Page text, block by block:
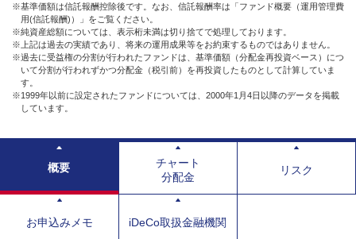
※基準価額は信託報酬控除後です。なお、信託報酬率は「ファンド概要（運用管理費
用(信託報酬)）」をご覧ください。
※純資産総額については、表示桁未満は切り捨てで処理しております。
※上記は過去の実績であり、将来の運用成果等をお約束するものではありません。
※過去に受益権の分割が行われたファンドは、基準価額（分配金再投資ベース）につ
いて分割が行われずかつ分配金（税引前）を再投資したものとして計算していま
す。
※1999年以前に設定されたファンドについては、2000年1月4日以降のデータを掲載
しています。
概要
チャート
分配金
リスク
お申込みメモ iDeCo取扱金融機関